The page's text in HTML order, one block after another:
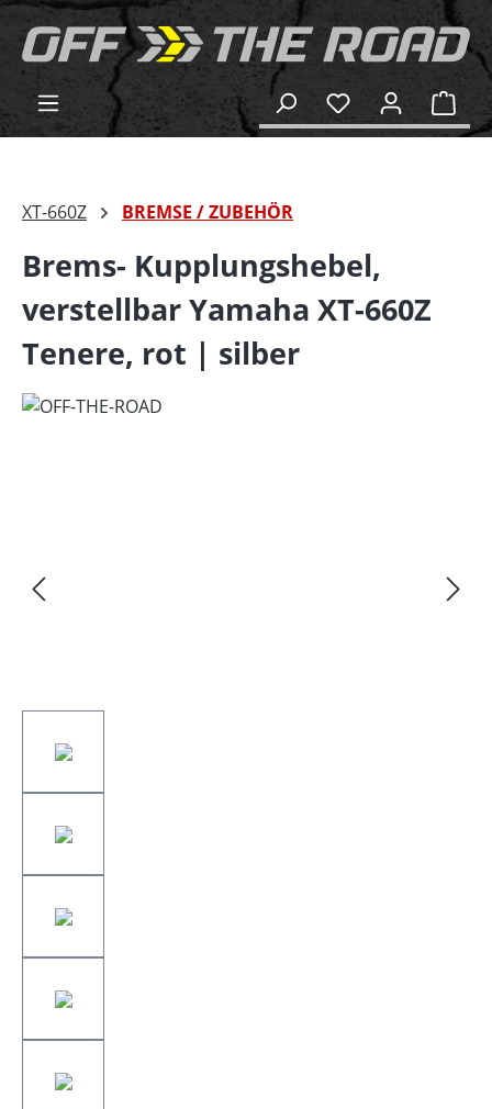
springen
XT-660Z BREMSE / ZUBEHÖR
Brems- Kupplungshebel,
verstellbar Yamaha XT-660Z
Tenere, rot | silber